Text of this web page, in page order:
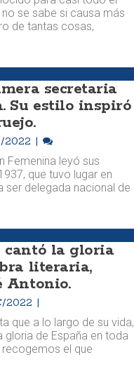
se sabe si causa más
de tantas cosas,
secretaria
Su estilo inspiró
2022
Femenina leyó sus
que tuvo lugar en
ser delegada nacional de
cantó la gloria
literaria,
Antonio.
2022
que a lo largo de su vida,
de España en toda
el que